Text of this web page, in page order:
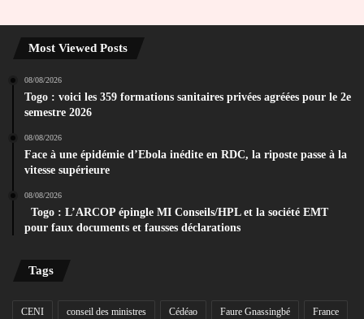
Most Viewed Posts
08/08/2026
Togo : voici les 359 formations sanitaires privées agréées pour le 2e
semestre 2026
08/08/2026
Face à une épidémie d’Ebola inédite en RDC, la riposte passe à la
vitesse supérieure
08/08/2026
Togo : L’ARCOP épingle MI Conseils/HPL et la société EMT
pour faux documents et fausses déclarations
Tags
CENI conseil des ministres Cédéao Faure Gnassingbé France